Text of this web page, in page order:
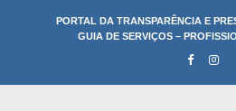
PORTAL DA TRANSPARÊNCIA E
GUIA DE SERVIÇOS –